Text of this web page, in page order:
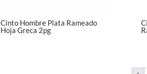
Cinto Hombre Plata Rameado
Hoja Greca 2pg